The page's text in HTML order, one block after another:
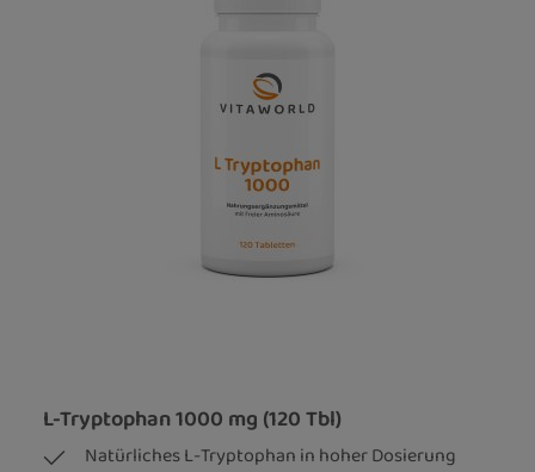
L-Tryptophan 1000 mg (120 Tbl)
Natürliches L-Tryptophan in hoher Dosierung